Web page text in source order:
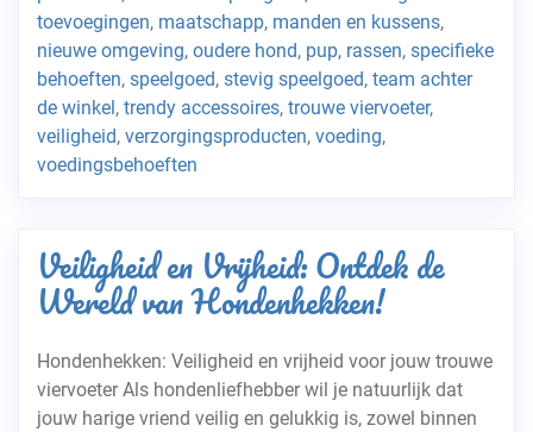
toevoegingen, maatschapp, manden en kussens,
nieuwe omgeving, oudere hond, pup, rassen, specifieke
behoeften, speelgoed, stevig speelgoed, team achter
de winkel, trendy accessoires, trouwe viervoeter,
veiligheid, verzorgingsproducten, voeding,
voedingsbehoeften
Veiligheid en Vrijheid: Ontdek de
Wereld van Hondenhekken!
Hondenhekken: Veiligheid en vrijheid voor jouw trouwe
viervoeter Als hondenliefhebber wil je natuurlijk dat
jouw harige vriend veilig en gelukkig is, zowel binnen